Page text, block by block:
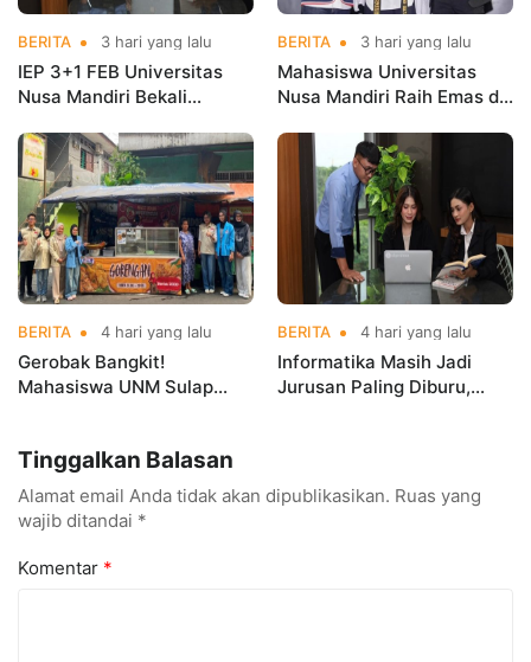
BERITA 3 hari yang lalu
IEP 3+1 FEB Universitas
Nusa Mandiri Bekali
Kerja Sebelum Lulus
BERITA 3 hari yang lalu
Mahasiswa Universitas
Nusa Mandiri Raih Emas di
Indonesia Open
Championships 2026
BERITA 4 hari yang lalu
Gerobak Bangkit!
Mahasiswa UNM Sulap
BERITA 4 hari yang lalu
Informatika Masih Jadi
Jurusan Paling Diburu,
Tinggalkan Balasan
Alamat email Anda tidak akan dipublikasikan. Ruas yang
wajib ditandai *
Komentar *